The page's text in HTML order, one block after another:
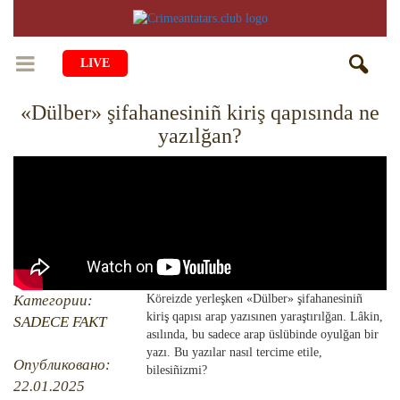
LIVE
BAŞ SAİFE
BALALAR
DİASPORA
İNSANLAR
MUZIKA
EDEBİYAT
ANA TİLİMİZNİ ÖGRENEMİZ
TARİH
AVDET YOLU
SADECE FAKT
MÜİM KÜN
DİN
VAQIYA — ADİSELER
İSLÂMNI ÖGRENEMİZ
MİLLİY YEMEKLER
YEMEK TARİFLERİ
DİGER MALÜMAT
«Dülber» şifahanesiniñ kiriş qapısında ne
yazılğan?
Категории:
SADECE FAKT
Опубликовано:
22.01.2025
Köreizde yerleşken «Dülber» şifahanesiniñ
kiriş qapısı arap yazısınen yaraştırılğan. Lâkin,
asılında, bu sadece arap üslübinde oyulğan bir
yazı. Bu yazılar nasıl tercime etile,
bilesiñizmi?